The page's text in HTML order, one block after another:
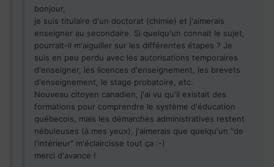
bonjour,
je suis titulaire d'un doctorat (chimie) et j'aimerais
enseigner au secondaire. Si quelqu'un connait le sujet,
pourrait-il m'aiguiller sur les différentes étapes ? Je
suis en peu perdu avec les autorisations temporaires
d'enseigner, les licences d'enseignement, les brevets
d'enseignement, le stage probatoire, etc.
Nouveau citoyen canadien, j'ai vu qu'il existait des
formations pour comprendre le système d'éducation
québecois, mais les démarches administratives restent
nébuleuses (à mes yeux), j'aimerais que quelqu'un "de
l'intérieur" m'éclaircisse tout ça :-)
merci d'avance !